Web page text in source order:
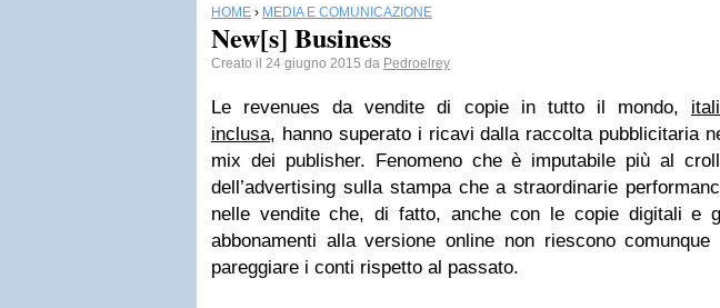
HOME › MEDIA E COMUNICAZIONE
New[s] Business
Creato il 24 giugno 2015 da Pedroelrey
Le reve­nues da ven­dite di copie in tutto il mondo,
inclusa, hanno supe­rato i ricavi dalla rac­colta pub­bli­ci­ta­ria
mix dei publi­sher. Feno­meno che è impu­ta­bile più al
dell’advertising sulla stampa che a straor­di­na­rie
nelle ven­dite che, di fatto, anche con le copie digi­tali e
abbo­na­menti alla ver­sione online non rie­scono comun­que
pareg­giare i conti rispetto al passato.